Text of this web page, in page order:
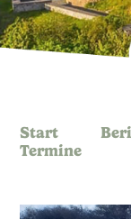
Start
Termine